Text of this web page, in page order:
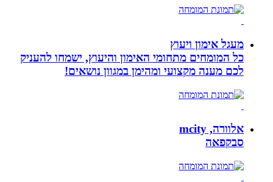
מעגל אימון ויעוץ
כל המומחים מתחומי האימון והיעוץ, ישמחו להעניק
לכם מענה מקצועי ומהימן במגוון נושאים!
אלוורה, mcity
סבקפאה